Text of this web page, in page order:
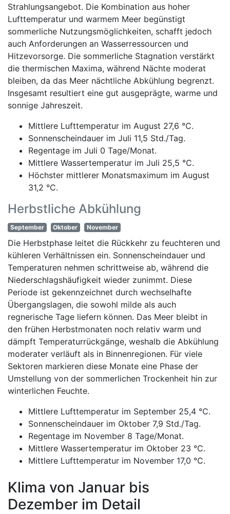
Strahlungsangebot. Die Kombination aus hoher
Lufttemperatur und warmem Meer begünstigt
sommerliche Nutzungsmöglichkeiten, schafft jedoch
auch Anforderungen an Wasserressourcen und
Hitzevorsorge. Die sommerliche Stagnation verstärkt
die thermischen Maxima, während Nächte moderat
bleiben, da das Meer nächtliche Abkühlung begrenzt.
Insgesamt resultiert eine gut ausgeprägte, warme und
sonnige Jahreszeit.
Mittlere Lufttemperatur im August 27,6 °C.
Sonnenscheindauer im Juli 11,5 Std./Tag.
Regentage im Juli 0 Tage/Monat.
Mittlere Wassertemperatur im Juli 25,5 °C.
Höchster mittlerer Monatsmaximum im August
31,2 °C.
Herbstliche Abkühlung
September Oktober November
Die Herbstphase leitet die Rückkehr zu feuchteren und
kühleren Verhältnissen ein. Sonnenscheindauer und
Temperaturen nehmen schrittweise ab, während die
Niederschlagshäufigkeit wieder zunimmt. Diese
Periode ist gekennzeichnet durch wechselhafte
Übergangslagen, die sowohl milde als auch
regnerische Tage liefern können. Das Meer bleibt in
den frühen Herbstmonaten noch relativ warm und
dämpft Temperaturrückgänge, weshalb die Abkühlung
moderater verläuft als in Binnenregionen. Für viele
Sektoren markieren diese Monate eine Phase der
Umstellung von der sommerlichen Trockenheit hin zur
winterlichen Feuchte.
Mittlere Lufttemperatur im September 25,4 °C.
Sonnenscheindauer im Oktober 7,9 Std./Tag.
Regentage im November 8 Tage/Monat.
Mittlere Wassertemperatur im Oktober 23 °C.
Mittlere Lufttemperatur im November 17,0 °C.
Klima von Januar bis
Dezember im Detail